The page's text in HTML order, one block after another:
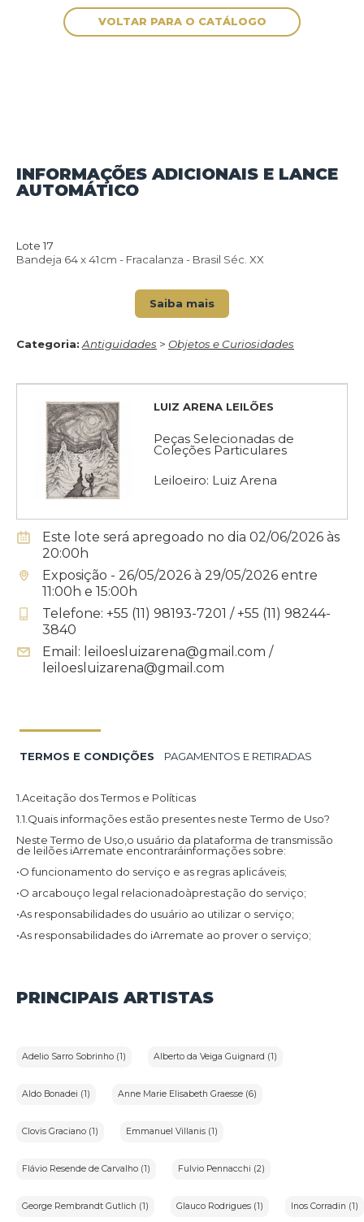
INFORMAÇÕES ADICIONAIS E LANCE
AUTOMÁTICO
Lote 17
Bandeja 64 x 41cm - Fracalanza - Brasil Séc. XX
Saiba mais
Categoria: Antiguidades > Objetos e Curiosidades
LUIZ ARENA LEILÕES
Peças Selecionadas de
Coleções Particulares
Leiloeiro: Luiz Arena
Este lote será apregoado no dia 02/06/2026 às
20:00h
Exposição - 26/05/2026 à 29/05/2026 entre
11:00h e 15:00h
Telefone: +55 (11) 98193-7201 / +55 (11) 98244-
3840
Email: leiloesluizarena@gmail.com /
leiloesluizarena@gmail.com
VOLTAR PARA O CATÁLOGO
TERMOS E CONDIÇÕES PAGAMENTOS E RETIRADAS
1.Aceitação dos Termos e Políticas
1.1.Quais informações estão presentes neste Termo de Uso?
Neste Termo de Uso,o usuário da plataforma de transmissão
de leilões iArremate encontraráinformações sobre:
•O funcionamento do serviço e as regras aplicáveis;
•O arcabouço legal relacionadoàprestação do serviço;
•As responsabilidades do usuário ao utilizar o serviço;
•As responsabilidades do iArremate ao prover o serviço;
deste Termo de Uso tenham sido violadas.
são coletados,o compartilhamento de dados com terceiros e
as medidas de segurança implementadas para proteger esses
1.2.Aceitação do Termo de Uso e Política de Privacidade:
e compreendeu os Termos de Uso e a Política de Privacidade
aplicáveis ao serviço prestado pela plataforma e concorda em
Para melhor compreensão deste documento,neste Termo de
PRINCIPAIS ARTISTAS
Adelio Sarro Sobrinho (1) Alberto da Veiga Guignard (1)
Aldo Bonadei (1) Anne Marie Elisabeth Graesse (6)
Clovis Graciano (1) Emmanuel Villanis (1)
Flávio Resende de Carvalho (1) Fulvio Pennacchi (2)
George Rembrandt Gutlich (1) Glauco Rodrigues (1) Inos Corradin (1)